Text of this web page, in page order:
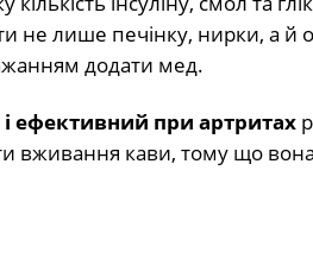
не лише печінку, нирки, а й
додати мед.
ефективний при артритах
вживання кави, тому що